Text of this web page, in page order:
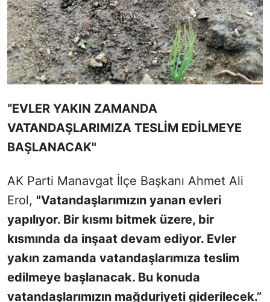
“EVLER YAKIN ZAMANDA
VATANDAŞLARIMIZA TESLİM EDİLMEYE
BAŞLANACAK"
AK Parti Manavgat İlçe Başkanı Ahmet Ali
Erol, "Vatandaşlarımızın yanan evleri
yapılıyor. Bir kısmı bitmek üzere, bir
kısmında da inşaat devam ediyor. Evler
yakın zamanda vatandaşlarımıza teslim
edilmeye başlanacak. Bu konuda
vatandaşlarımızın mağduriyeti giderilecek.”